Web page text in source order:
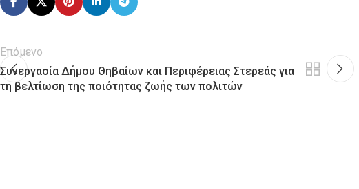
Επόμενο
Συνεργασία Δήμου Θηβαίων και Περιφέρειας Στερεάς για
τη βελτίωση της ποιότητας ζωής των πολιτών